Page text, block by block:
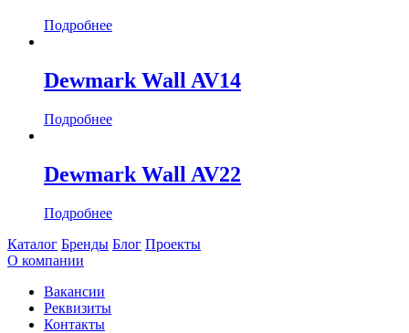
Подробнее
Dewmark Wall AV14
Подробнее
Dewmark Wall AV22
Подробнее
Каталог Бренды Блог Проекты
О компании
Вакансии
Реквизиты
Контакты